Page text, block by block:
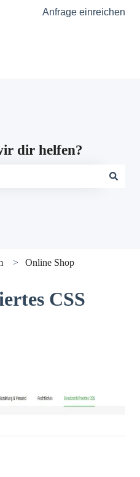
anzeigen
Anfrage einreichen
dir helfen?
Online Shop
CSS